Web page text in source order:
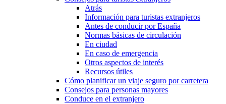
Atrás
Información para turistas extranjeros
Antes de conducir por España
Normas básicas de circulación
En ciudad
En caso de emergencia
Otros aspectos de interés
Recursos útiles
Cómo planificar un viaje seguro por carretera
Consejos para personas mayores
Conduce en el extranjero